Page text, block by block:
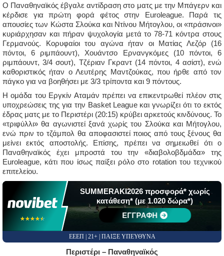
Ο Παναθηναϊκός έβγαλε αντίδραση στο ματς με την Μπάγερν και
κέρδισε για πρώτη φορά φέτος στην Euroleague. Παρά τις
απουσίες των Κώστα Σλούκα και Ντίνου Μήτογλου, οι «πράσινοι»
κυριάρχησαν και πήραν ψυχολογία μετά το 78-71 κόντρα στους
Γερμανούς. Κορυφαίοι του αγώνα ήταν οι Ματίας Λεζόρ (16
πόντοι, 6 ριμπάουντ), Χουάντσο Ερνανγκόμες (10 πόντοι, 6
ριμπάουντ, 3/4 σουτ), Τζέριαν Γκραντ (14 πόντοι, 4 ασίστ), ενώ
καθοριστικός ήταν ο Λευτέρης Μαντζούκας, που ήρθε από τον
πάγκο για να βοηθήσει με 3/3 τρίποντα και 9 πόντους.
Η ομάδα του Εργκίν Αταμάν πρέπει να επικεντρωθεί πλέον στις
υποχρεώσεις της για την Basket League και γνωρίζει ότι το εκτός
έδρας ματς με το Περιστέρι (20:15) κρύβει αρκετούς κινδύνους. Το
«τριφύλλι» θα αγωνιστεί ξανά χωρίς του Σλούκα και Μήτογλου,
ενώ πριν το τζάμπολ θα αποφασιστεί ποιος από τους ξένους θα
μείνει εκτός αποστολής. Επίσης, πρέπει να σημειωθεί ότι ο
Παναθηναϊκός έχει μπροστά του την «διαβολοβδμάδα» της
Euroleague, κάτι που ίσως παίξει ρόλο στο rotation του τεχνικού
επιτελείου.
☆☆☆☆☆
★★★★★
SUMMERAKI2026 προσφορά* χωρίς
κατάθεση* (με 1.020 δώρα*)
ΕΓΓΡΑΦΗ
ΕΕΕΠ | 21+ | ΠΑΙΞΕ ΥΠΕΥΘΥΝΑ
Περιστέρι – Παναθηναϊκός